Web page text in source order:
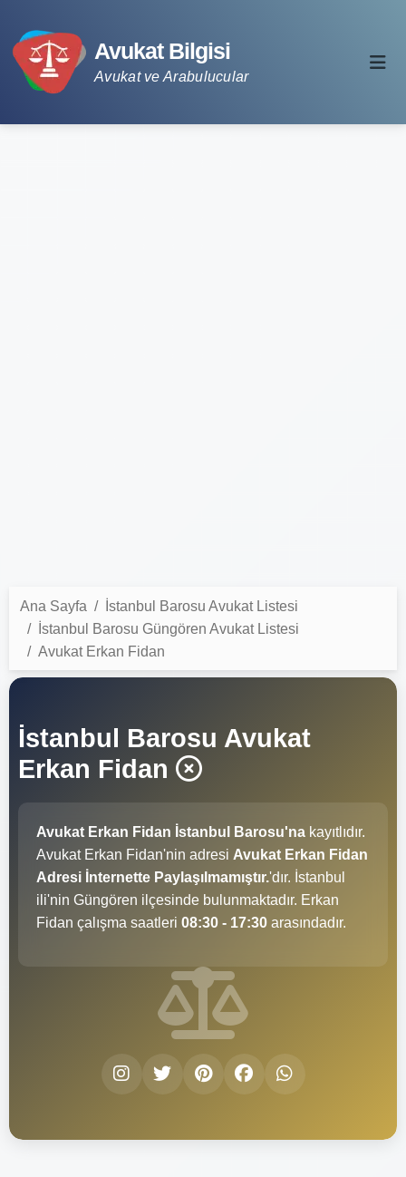
Avukat Bilgisi
Avukat ve Arabulucular
Ana Sayfa
İstanbul Barosu Avukat Listesi
İstanbul Barosu Güngören Avukat Listesi
Avukat Erkan Fidan
İstanbul Barosu Avukat
Erkan Fidan
Avukat Erkan Fidan İstanbul Barosu'na kayıtlıdır.
Avukat Erkan Fidan'nin adresi Avukat Erkan Fidan
Adresi İnternette Paylaşılmamıştır.'dır. İstanbul
ili'nin Güngören ilçesinde bulunmaktadır. Erkan
Fidan çalışma saatleri 08:30 - 17:30 arasındadır.